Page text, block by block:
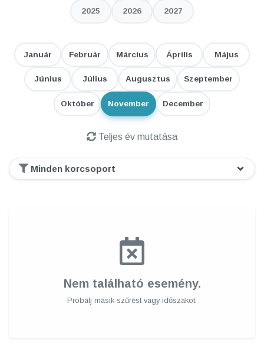
2025 2026 2027
Január Február Március Április Május
Június Július Augusztus Szeptember
Október November December
Teljes év mutatása
Nem található esemény.
Próbálj másik szűrést vagy időszakot.